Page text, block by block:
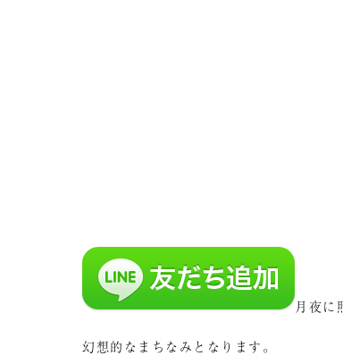
月夜に
幻想的なまちなみとなります。